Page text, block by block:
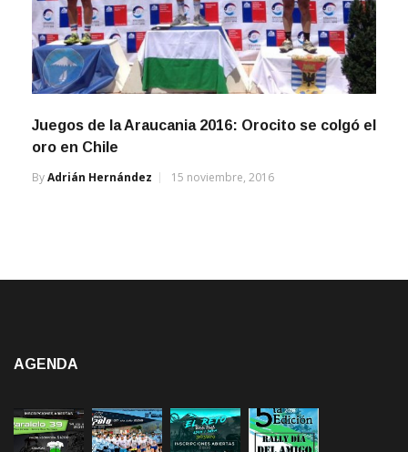
Juegos de la Araucania 2016: Orocito se colgó el
oro en Chile
ByAdrián Hernández 15 noviembre, 2016
AGENDA